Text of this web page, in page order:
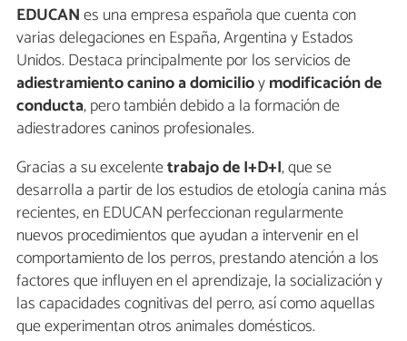
EDUCANes una empresa española que cuenta con
varias delegaciones en España, Argentina y Estados
Unidos. Destaca principalmente por los servicios de
adiestramiento canino a domicilioymodificación de
conducta, pero también debido a la formación de
adiestradores caninos profesionales.
Gracias a su excelentetrabajo de I+D+I, que se
desarrolla a partir de los estudios de etología canina más
recientes, en EDUCAN perfeccionan regularmente
nuevos procedimientos que ayudan a intervenir en el
comportamiento de los perros, prestando atención a los
factores que influyen en el aprendizaje, la socialización y
las capacidades cognitivas del perro, así como aquellas
que experimentan otros animales domésticos.